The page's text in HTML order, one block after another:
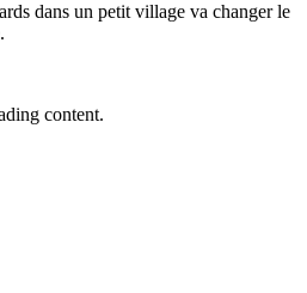
dans un petit village va changer le
content.